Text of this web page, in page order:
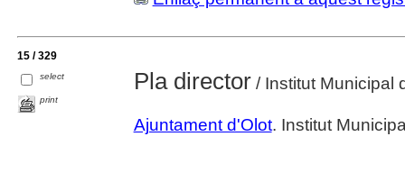
15 / 329
select
print
Pla director/ Institut Municipal
Ajuntament d'Olot. Institut